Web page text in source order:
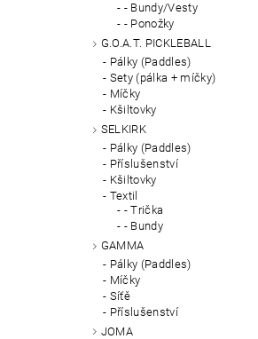
- Bundy/Vesty
- Ponožky
G.O.A.T. PICKLEBALL
Pálky (Paddles)
Sety (pálka + míčky)
Míčky
Kšiltovky
SELKIRK
Pálky (Paddles)
Příslušenství
Kšiltovky
Textil
- Trička
- Bundy
GAMMA
Pálky (Paddles)
Míčky
Síťě
Příslušenství
JOMA